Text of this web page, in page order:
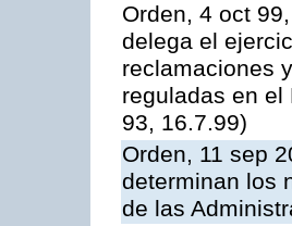
Orden, 4 oct
delega el
reclamaciones
reguladas en el
93, 16.7.99)
Orden, 11 sep
determinan los
de las